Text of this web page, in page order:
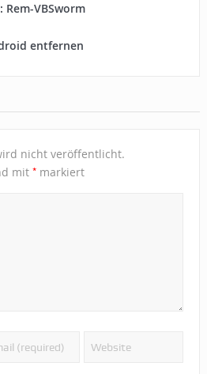
VBSworm
entfernen
nicht veröffentlicht.
mit *markiert